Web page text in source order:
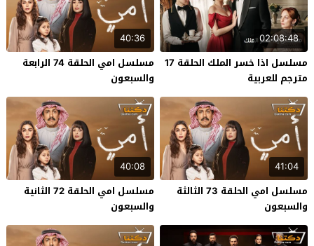
02:08:48
مسلسل اذا خسر الملك الحلقة 17
مترجم للعربية
40:36
مسلسل امي الحلقة 74 الرابعة
والسبعون
41:04
مسلسل امي الحلقة 73 الثالثة
والسبعون
40:08
مسلسل امي الحلقة 72 الثانية
والسبعون